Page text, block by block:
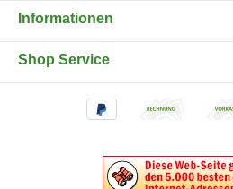
Informationen
Shop Service